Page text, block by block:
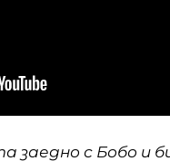
заедно с Бобо